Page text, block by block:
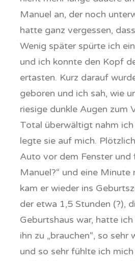
Manuel an, der noch
hatte ganz vergessen,
Wenig später spürte ich
und ich konnte den Kopf
ertasten. Kurz darauf
geboren und ich sah, wie
riesige dunkle Augen zum
Total überwältigt nahm
legte sie auf mich.
Auto vor dem Fenster und
Manuel?“ und eine Minute
kam er wieder ins
der etwa 1,5 Stunden (?),
Geburtshaus war, hatte
ihn zu „brauchen“, so sehr
und so sehr fühlte ich